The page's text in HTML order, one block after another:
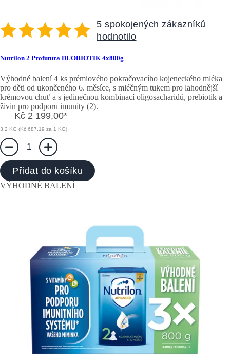
5 spokojených zákazníků
hodnotilo
Nutrilon 2 Profutura DUOBIOTIK 4x800g
Výhodné balení 4 ks prémiového pokračovacího kojeneckého mléka
pro děti od ukončeného 6. měsíce, s mléčným tukem pro lahodnější
krémovou chuť a s jedinečnou kombinací oligosacharidů, prebiotik a
živin pro podporu imunity (2).
Kč 2 199,00*
3,2 KG (Kč 687,19 za 1 KG)
1
Přidat do košíku
VÝHODNÉ BALENÍ